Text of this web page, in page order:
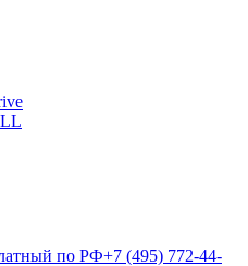
по РФ+7 (495) 772-44-